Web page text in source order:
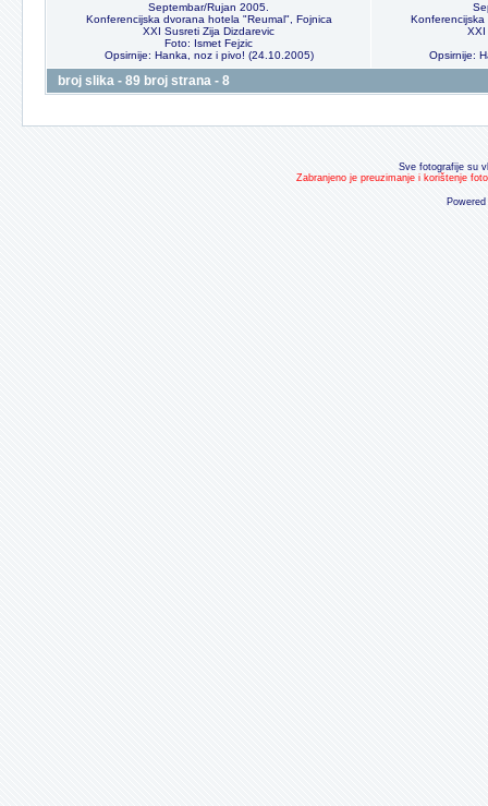
Septembar/Rujan 2005.
Konferencijska dvorana hotela "Reumal", Fojnica
XXI Susreti Zija Dizdarevic
Foto: Ismet Fejzic
Opsirnije: Hanka, noz i pivo! (24.10.2005)
XXI
Opsirnije:
broj slika - 89 broj strana - 8
Sve fotografije su
Zabranjeno je preuzimanje i korištenje